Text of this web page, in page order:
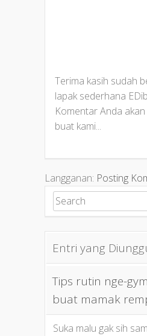
Terima kasih sudah
lapak sederhana
Komentar Anda
buat kami...
Langganan: Posting
Search for:
Entri yang
Tips rutin nge-
buat mamak
Suka malu gak sih